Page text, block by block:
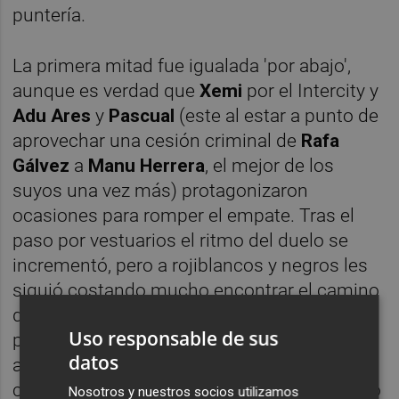
puntería.
La primera mitad fue igualada 'por abajo',
aunque es verdad queXemi por el Intercity y
Adu Ares y Pascual (este al estar a punto de
aprovechar una cesión criminal de Rafa
Gálvez a Manu Herrera, el mejor de los
suyos una vez más) protagonizaron
ocasiones para romper el empate. Tras el
paso por vestuarios el ritmo del duelo se
incrementó, pero a rojiblancos y negros les
siguió costando mucho encontrar el camino
del gol... hasta que en el minuto 70, un
pésimo despeje deKecojevicera
aprovechado por
cabeza aManu Herrera. El tanto del extremo
Uso responsable de sus
datos
Nosotros y nuestros socios utilizamos